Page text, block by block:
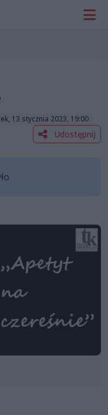
13 stycznia 2023, 19:00
Udostępnij